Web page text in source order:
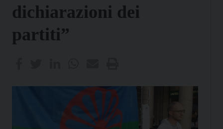
dichiarazioni dei
partiti”